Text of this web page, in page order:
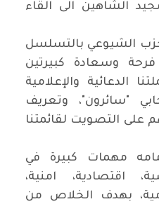
الشاهين الى القاء
الشيوعي بالتسلسل
وسعادة كبيرتين
الدعائية والإعلامية
"سائرون"، وتعريف
على التصويت لقائمتنا
مهمات كبيرة في
اقتصادية، امنية،
بهدف الخلاص من